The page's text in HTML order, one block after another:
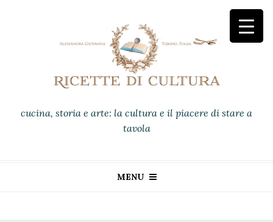
cucina, storia e arte: la cultura e il piacere di stare a
tavola
MENU